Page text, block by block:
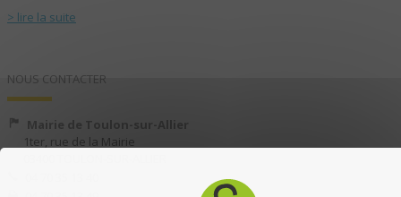
> lire la suite
NOUS CONTACTER
Mairie de Toulon-sur-Allier
1ter, rue de la Mairie